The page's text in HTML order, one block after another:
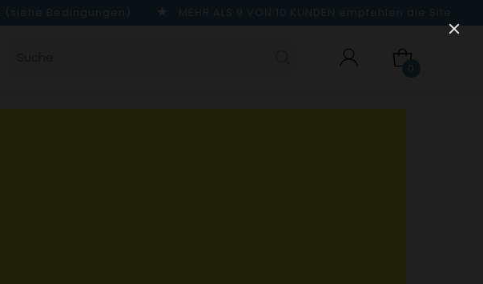
(siehe Bedingungen) MEHR ALS 9 VON 10 KUNDEN empfehlen die Site
0